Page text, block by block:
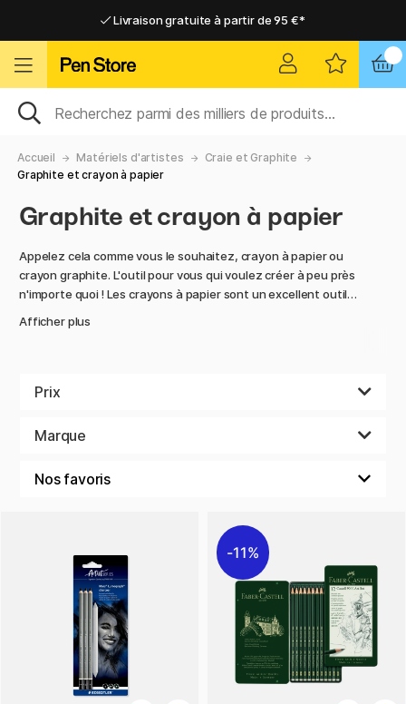
Livraison gratuite à partir de 95 €*
Livraison domicile ou point relais
Livraison gratuite à partir de 95 €*
Livraison domicile ou point relais
Accueil Matériels d'artistes
Craie et Graphite
Graphite et crayon à papier
Graphite et crayon à papier
Appelez cela comme vous le souhaitez, crayon à papier ou
crayon graphite. L'outil pour vous qui voulez créer à peu près
n'importe quoi ! Les crayons à papier sont un excellent outil à
préparer un croquis. C'est aussi un bon outil pour vous qui
plomb. La raison en est qu'auparavant, on pensait que le
sorte de charbon. Si vous mélangez de la poudre de graphite
avec de la poudre d'argile, vous obtenez une mine de crayon
déterminée sur une échelle HB, de 9B à 9H, où 9B est le plus
lettre B pour ""black"" (noir). Une bonne règle de base si vous
avez du mal à vous souvenir duquel est lequel ! Si vous
souhaitez des lignes noires et foncées, regardez les
crayons avec des mines plus douces (B), et plus dures (H) si
vous voulez des lignes plus claires. Si vous voulez quelque
chose entre les deux, vous pouvez vous procurer la variante
HB, qui se situe au milieu de l'échelle de dureté. L'une des
principales caractéristiques du crayon à papier est qu'il peut
être effacé, ce qui vous permet d'apporter des
modifications encore et encore. Mais une gomme est alors
Afficher plus
Prix
Marque
11%